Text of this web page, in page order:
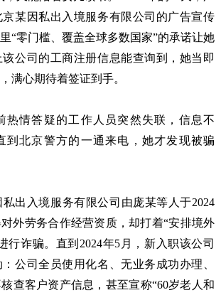
某因私出入境服务有限公司的广告宣传
“零门槛、覆盖全球多数国家”的承诺让她
公司的工商注册信息能查询到，她当即
满心期待着签证到手。
情答疑的工作人员突然失联，信息不
到北京警方的一通来电，她才发现被骗
入境服务有限公司由庞某等人于2024
外劳务合作经营资质，却打着“安排境外
行诈骗。直到2024年5月，新入职该公司
公司全员使用化名、无业务成功办理、
查客户资产信息，甚至宣称“60岁老人和